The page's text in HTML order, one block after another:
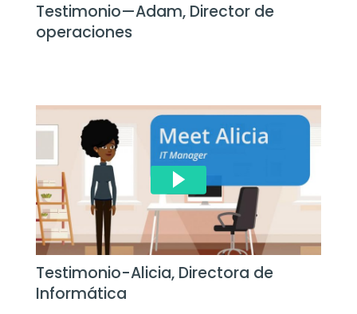
Testimonio—Adam, Director de
operaciones
Testimonio-Alicia, Directora de
Informática